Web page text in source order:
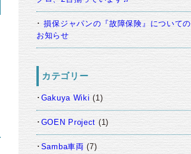
損保ジャパンの『故障保険』についての
お知らせ
カテゴリー
Gakuya Wiki (1)
GOEN Project (1)
Samba車両 (7)